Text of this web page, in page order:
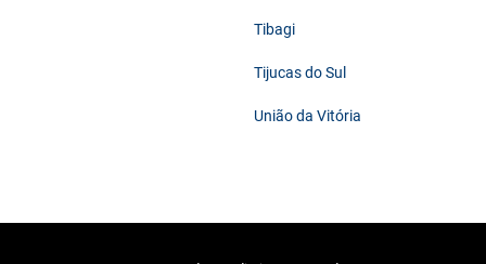
Tibagi
Tijucas do Sul
União da Vitória